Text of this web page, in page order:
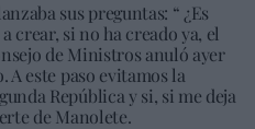
sus preguntas: “ ¿Es
crear, si no ha creado ya, el
de Ministros anuló ayer
A este paso evitamos la
República y si, si me deja
de Manolete.